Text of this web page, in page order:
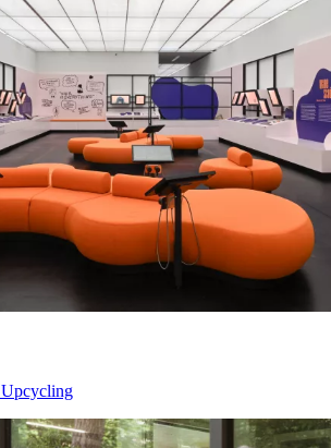
Upcycling